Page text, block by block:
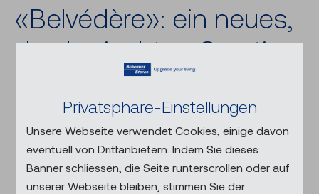
Privatsphäre-Einstellungen
Unsere Webseite verwendet Cookies, einige davon
eventuell von Drittanbietern. Indem Sie dieses
Banner schliessen, die Seite runterscrollen oder auf
unserer Webseite bleiben, stimmen Sie der
«Belvédère»: ein neues,
durch­misch­tes Quar­tier
am Stadt­rand von
Baden
Perfekte Verbindung von
Funktion und Ästhetik